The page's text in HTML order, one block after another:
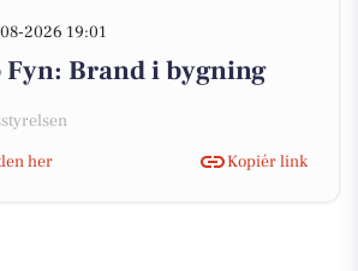
2026 19:01
Fyn: Brand i bygning
her
Kopiér link